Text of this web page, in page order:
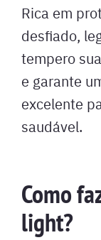
Rica em
desfiado,
tempero
e garante
excelente
saudável.
Como
light?